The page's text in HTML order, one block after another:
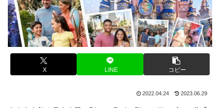
X LINE コピー
2022.04.24 2023.06.29